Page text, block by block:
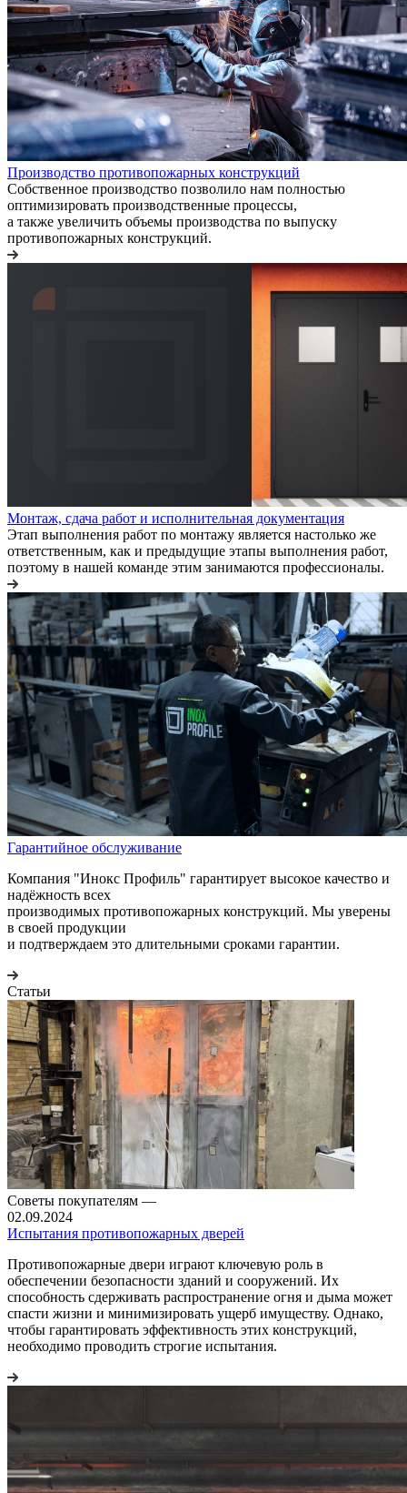
Производство противопожарных конструкций
Собственное производство позволило нам полностью
оптимизировать производственные процессы,
а также увеличить объемы производства по выпуску
противопожарных конструкций.
Монтаж, сдача работ и исполнительная документация
Этап выполнения работ по монтажу является настолько же
ответственным, как и предыдущие этапы выполнения работ,
поэтому в нашей команде этим занимаются профессионалы.
Гарантийное обслуживание
Компания "Инокс Профиль" гарантирует высокое качество и
надёжность всех
производимых противопожарных конструкций. Мы уверены
в своей продукции
и подтверждаем это длительными сроками гарантии.
Статьи
Советы покупателям —
02.09.2024
Испытания противопожарных дверей
Противопожарные двери играют ключевую роль в
обеспечении безопасности зданий и сооружений. Их
способность сдерживать распространение огня и дыма может
спасти жизни и минимизировать ущерб имуществу. Однако,
чтобы гарантировать эффективность этих конструкций,
необходимо проводить строгие испытания.